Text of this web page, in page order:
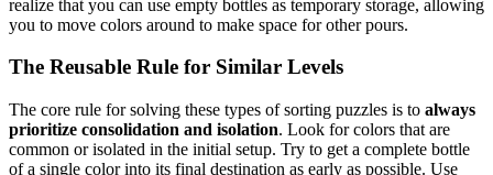
realize that you can use empty bottles as temporary storage, allowing
you to move colors around to make space for other pours.
The Reusable Rule for Similar Levels
The core rule for solving these types of sorting puzzles is to always
prioritize consolidation and isolation. Look for colors that are
common or isolated in the initial setup. Try to get a complete bottle
of a single color into its final destination as early as possible. Use